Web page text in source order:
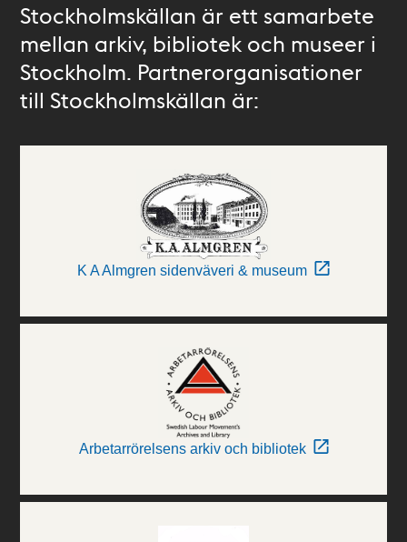
Stockholmskällan är ett samarbete
mellan arkiv, bibliotek och museer i
Stockholm. Partnerorganisationer
till Stockholmskällan är:
K A Almgren sidenväveri & museum
Arbetarrörelsens arkiv och bibliotek